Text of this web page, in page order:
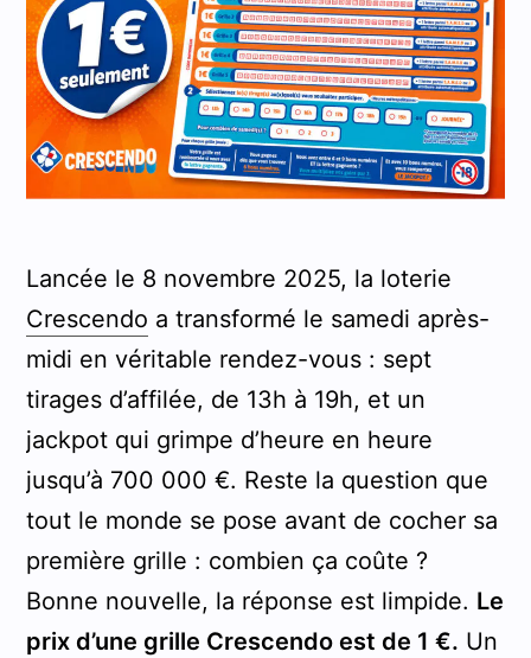
Lancée le 8 novembre 2025, la loterie
Crescendo a transformé le samedi après-
midi en véritable rendez-vous : sept
tirages d’affilée, de 13h à 19h, et un
jackpot qui grimpe d’heure en heure
jusqu’à 700 000 €. Reste la question que
tout le monde se pose avant de cocher sa
première grille : combien ça coûte ?
Bonne nouvelle, la réponse est limpide. Le
prix d’une grille Crescendo est de 1 €. Un